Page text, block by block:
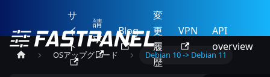
サ
イ
ト
請
求
Blog
変
更
履
歴
VPN
API
overview
OSアップグレード Debian 10 -> Debian 11